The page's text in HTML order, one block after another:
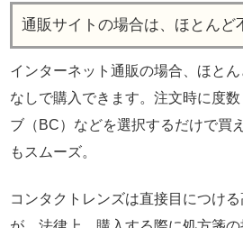
通販サイトの場合は、ほとんど
インターネット通販の場合、ほと
なしで購入できます。注文時に度
ブ（BC）などを選択するだけで買
もスムーズ。
コンタクトレンズは直接目につけ